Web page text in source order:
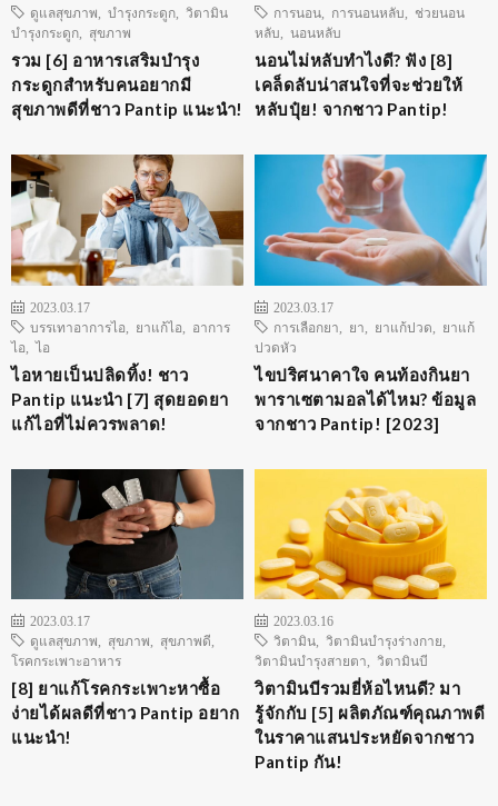
ดูแลสุขภาพ
บำรุงกระดูก
วิตามิน
บำรุงกระดูก
สุขภาพ
รวม [6] อาหารเสริมบำรุง
กระดูกสำหรับคนอยากมี
สุขภาพดีที่ชาว Pantip แนะนำ!
การนอน
การนอนหลับ
ช่วยนอน
หลับ
นอนหลับ
นอนไม่หลับทำไงดี? ฟัง [8]
เคล็ดลับน่าสนใจที่จะช่วยให้
หลับปุ๋ย! จากชาว Pantip!
2023.03.17
บรรเทาอาการไอ
ยาแก้ไอ
อาการ
ไอ ,ไอ
ไอหายเป็นปลิดทิ้ง! ชาว
Pantip แนะนำ [7] สุดยอดยา
แก้ไอที่ไม่ควรพลาด!
2023.03.17
การเลือกยา
ยา ยาแก้ปวด
ยาแก้
ปวดหัว
ไขปริศนาคาใจ คนท้องกินยา
พาราเซตามอลได้ไหม? ข้อมูล
จากชาว Pantip! [2023]
2023.03.17
ดูแลสุขภาพ
สุขภาพ สุขภาพดี
โรคกระเพาะอาหาร
[8] ยาแก้โรคกระเพาะหาซื้อ
ง่ายได้ผลดีที่ชาว Pantip อยาก
แนะนำ!
2023.03.16
วิตามิน
วิตามินบำรุงร่างกาย
วิตามินบำรุงสายตา
วิตามินบี
วิตามินบีรวมยี่ห้อไหนดี? มา
รู้จักกับ [5] ผลิตภัณฑ์คุณภาพดี
ในราคาแสนประหยัดจากชาว
Pantip กัน!